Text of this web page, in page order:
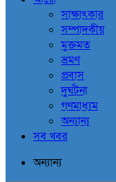
সাক্ষাৎকার
সম্পাদকীয়
মুক্তমত
ভ্রমণ
প্রবাস
দুর্ঘটনা
গণমাধ্যম
অন্যান্য
সব খবর
অন্যান্য